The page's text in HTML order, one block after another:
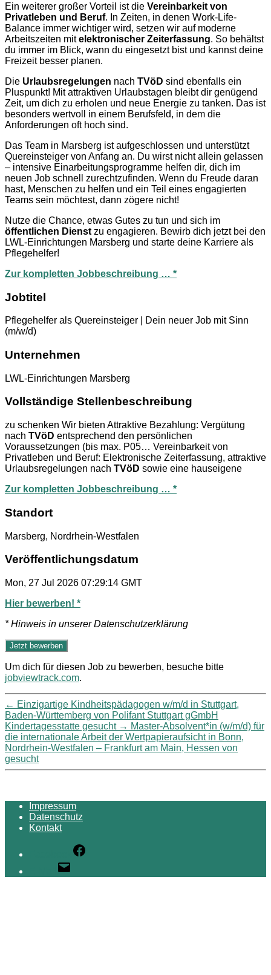
Ein weiterer großer Vorteil ist die Vereinbarkeit von
Privatleben und Beruf. In Zeiten, in denen Work-Life-
Balance immer wichtiger wird, setzen wir auf moderne
Arbeitszeiten mitelektronischer Zeiterfassung. So behältst
du immer im Blick, wann du eingesetzt bist und kannst deine
Freizeit besser planen.
Die Urlaubsregelungen nach TVöD sind ebenfalls ein
Pluspunkt! Mit attraktiven Urlaubstagen bleibt dir genügend
Zeit, um dich zu erholen und neue Energie zu tanken. Das ist
besonders wertvoll in einem Berufsfeld, in dem die
Anforderungen oft hoch sind.
Das Team in Marsberg ist aufgeschlossen und unterstützt
Quereinsteiger von Anfang an. Du wirst nicht allein gelassen
– intensive Einarbeitungsprogramme helfen dir, dich im
neuen Job schnell zurechtzufinden. Wenn du Freude daran
hast, Menschen zu helfen und ein Teil eines engagierten
Teams sein möchtest, dann zögere nicht!
Nutze die Chance, etwas Gutes zu tun und sich im
öffentlichen Dienst zu engagieren. Bewirb dich jetzt bei den
LWL-Einrichtungen Marsberg und starte deine Karriere als
Pflegehelfer!
Zur kompletten Jobbeschreibung … *
Jobtitel
Pflegehelfer als Quereinsteiger | Dein neuer Job mit Sinn
(m/w/d)
Unternehmen
LWL-Einrichtungen Marsberg
Vollständige Stellenbeschreibung
zu schenken Wir bieten Attraktive Bezahlung: Vergütung
nach TVöD entsprechend den persönlichen
Voraussetzungen (bis max. P05… Vereinbarkeit von
Privatleben und Beruf: Elektronische Zeiterfassung, attraktive
Urlaubsregelungen nach TVöD sowie eine hauseigene
Zur kompletten Jobbeschreibung … *
Standort
Marsberg, Nordrhein-Westfalen
Veröffentlichungsdatum
Mon, 27 Jul 2026 07:29:14 GMT
Hier bewerben! *
* Hinweis in unserer Datenschutzerklärung
Um dich für diesen Job zu bewerben, besuche bitte
jobviewtrack.com.
← Einzigartige Kindheitspädagogen w/m/d in Stuttgart,
Baden-Württemberg von Polifant Stuttgart gGmbH
Kindertagesstatte gesucht → Master-Absolvent*in (w/m/d) für
die internationale Arbeit der Wertpapieraufsicht in Bonn,
Nordrhein-Westfalen – Frankfurt am Main, Hessen von
gesucht
Impressum
Datenschutz
Kontakt